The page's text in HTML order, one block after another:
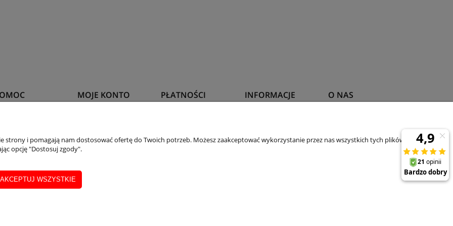
ratalny
MOJE KONTO
Ustawienia konta
Przechowalnia
PŁATNOŚCI INFORMACJE O NAS
O firmie
strony i pomagają nam dostosować ofertę do Twoich potrzeb. Możesz zaakceptować wykorzystanie przez nas wszystkich tych plików i przejść
opcję "Dostosuj zgody".
WSZYSTKIE